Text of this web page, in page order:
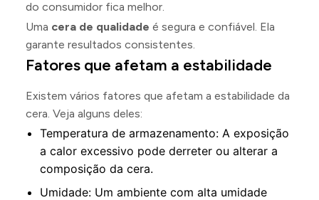
do consumidor fica melhor.
Uma cera de qualidade é segura e confiável. Ela
garante resultados consistentes.
Fatores que afetam a estabilidade
Existem vários fatores que afetam a estabilidade da
cera. Veja alguns deles:
Temperatura de armazenamento: A exposição
a calor excessivo pode derreter ou alterar a
composição da cera.
Umidade: Um ambiente com alta umidade